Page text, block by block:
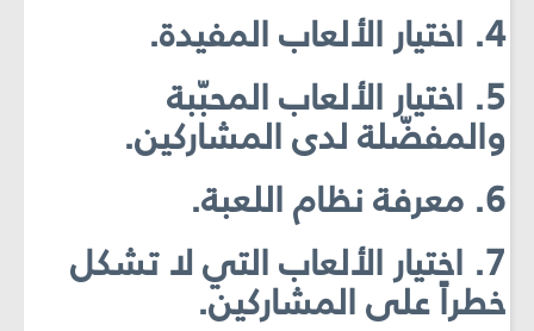
4. اختيار الألعاب المفيدة.
5. اختيار الألعاب المحبّبة
والمفضّلة لدى المشاركين.
6. معرفة نظام اللعبة.
7. اختيار الألعاب التي لا تشكل
خطراً على المشاركين.